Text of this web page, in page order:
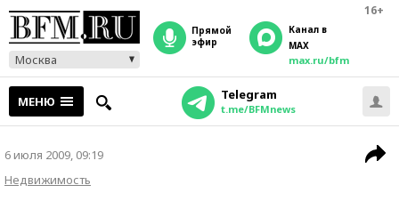
16+
Москва
прямой
эфир
Канал в
MAX
max.ru/bfm
МЕНЮ Telegram
t.me/BFMnews
6 июля 2009, 09:19
Недвижимость